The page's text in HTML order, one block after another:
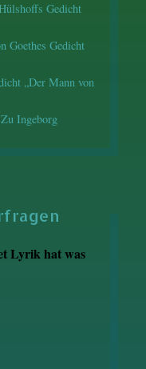
Gedicht
Goethes Gedicht
„Der Mann von
Ingeborg
Lyrik hat was